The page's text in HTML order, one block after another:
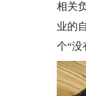
相关
业的
个“没